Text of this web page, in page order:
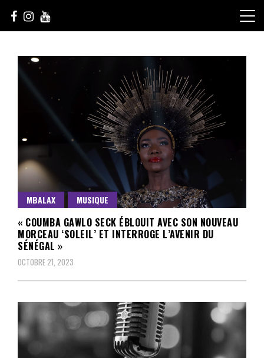
content
sunuculture
MBALAX MUSIQUE
« COUMBA GAWLO SECK ÉBLOUIT AVEC SON NOUVEAU
MORCEAU ‘SOLEIL’ ET INTERROGE L’AVENIR DU
SÉNÉGAL »
OCTOBRE 21, 2023